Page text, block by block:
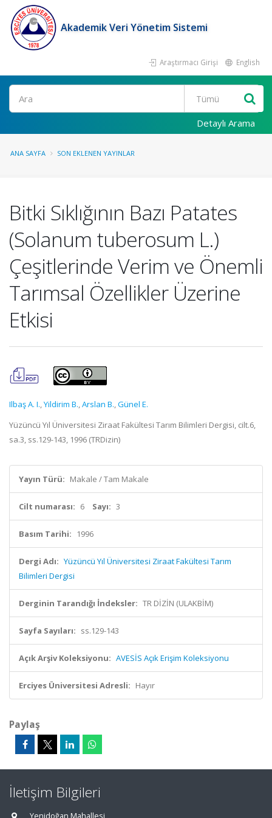
Akademik Veri Yönetim Sistemi
Araştırmacı Girişi English
Ara
Detaylı Arama
ANA SAYFA SON EKLENEN YAYINLAR
Bitki Sıklığının Bazı Patates
(Solanum tuberosum L.)
Çeşitlerinde Verim ve Önemli
Tarımsal Özellikler Üzerine
Etkisi
Ilbaş A. I.,Yildirim B.,Arslan B.,Günel E.
Yüzüncü Yıl Üniversitesi Ziraat Fakültesi Tarım Bilimleri Dergisi, cilt.6,
sa.3, ss.129-143, 1996 (TRDizin)
Yayın Türü: Makale / Tam Makale
Cilt numarası: 6 Sayı: 3
Basım Tarihi: 1996
Dergi Adı: Yüzüncü Yıl Üniversitesi Ziraat Fakültesi Tarım
Bilimleri Dergisi
Derginin Tarandığı İndeksler: TR DİZİN (ULAKBİM)
Sayfa Sayıları: ss.129-143
Açık Arşiv Koleksiyonu: AVESİS Açık Erişim Koleksiyonu
Erciyes Üniversitesi Adresli: Hayır
Paylaş
İletişim Bilgileri
Yenidoğan Mahallesi